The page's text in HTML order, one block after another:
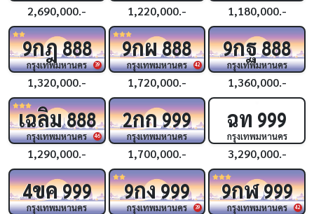
2,690,000.- 1,220,000.- 1,180,000.-
39
9กฎ888
กรุงเทพมหานคร
1,320,000.-
42
9กผ888
กรุงเทพมหานคร
1,720,000.-
9กฐ888
กรุงเทพมหานคร
1,360,000.-
46
เฉลิม888
กรุงเทพมหานคร
1,290,000.-
2กก999
กรุงเทพมหานคร
1,700,000.-
ฉท 999
กรุงเทพมหานคร
3,290,000.-
4ขค999
กรุงเทพมหานคร 39
9กง999
กรุงเทพมหานคร 42
9กฬ999
กรุงเทพมหานคร